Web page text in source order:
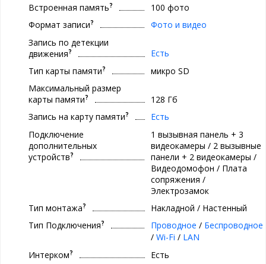
Встроенная память?
100 фото
Формат записи?
Фото и видео
Запись по детекции
движения?
Есть
Тип карты памяти?
микро SD
Максимальный размер
карты памяти?
128 Гб
Запись на карту памяти?
Есть
Подключение
дополнительных
устройств?
1 вызывная панель + 3
видеокамеры / 2 вызывные
панели + 2 видеокамеры /
Видеодомофон / Плата
сопряжения /
Электрозамок
Тип монтажа?
Накладной / Настенный
Тип Подключения? Проводное / Беспроводное
/ Wi-Fi / LAN
Интерком?
Есть